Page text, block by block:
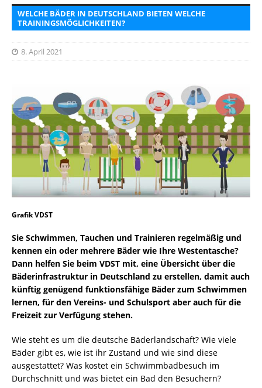
WELCHE BÄDER IN DEUTSCHLAND BIETEN WELCHE
TRAININGSMÖGLICHKEITEN?
8. April 2021
Grafik VDST
Sie Schwimmen, Tauchen und Trainieren regelmäßig und
kennen ein oder mehrere Bäder wie Ihre Westentasche?
Dann helfen Sie beim VDST mit, eine Übersicht über die
Bäderinfrastruktur in Deutschland zu erstellen, damit auch
künftig genügend funktionsfähige Bäder zum Schwimmen
lernen, für den Vereins- und Schulsport aber auch für die
Freizeit zur Verfügung stehen.
Wie steht es um die deutsche Bäderlandschaft? Wie viele
Bäder gibt es, wie ist ihr Zustand und wie sind diese
ausgestattet? Was kostet ein Schwimmbadbesuch im
Durchschnitt und was bietet ein Bad den Besuchern?